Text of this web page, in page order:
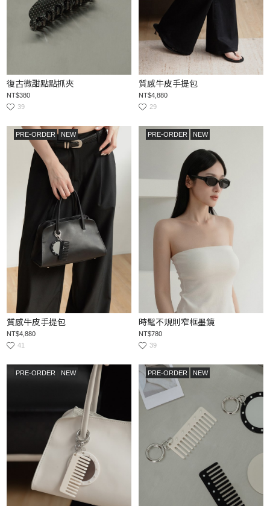
復古微甜點點抓夾
NT$380
39
質感牛皮手提包
NT$4,880
29
PRE-ORDER NEW
質感牛皮手提包
NT$4,880
41
PRE-ORDER NEW
時髦不規則窄框墨鏡
NT$780
39
PRE-ORDER NEW PRE-ORDER NEW